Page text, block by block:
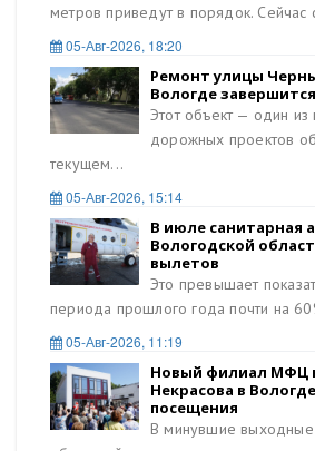
метров приведут в порядок. Сейчас
05-Авг-2026, 18:20
Ремонт улицы
Вологде
Этот объект — один
дорожных проектов
текущем...
05-Авг-2026, 15:14
В июле санитарная
Вологодской
вылетов
Это превышает
периода прошлого года почти на
05-Авг-2026, 11:19
Новый филиал МФЦ
Некрасова в
посещения
В минувшие выходные